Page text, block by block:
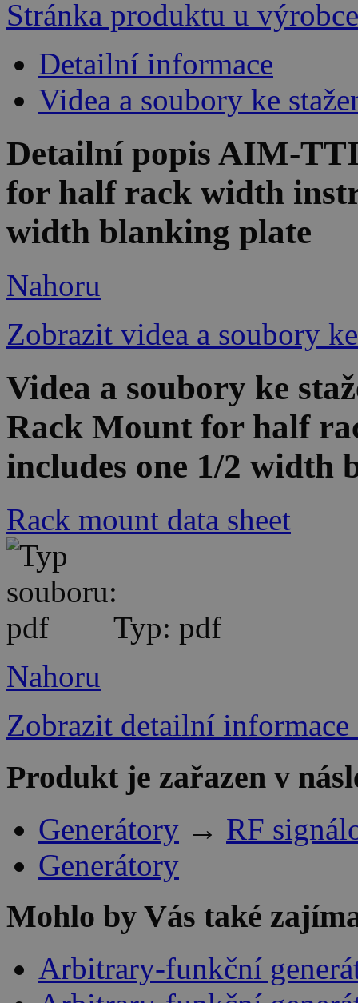
Stránka produktu u výrobce
Detailní informace
Videa a soubory ke
Detailní popis AIM-
for half rack width
width blanking plate
Nahoru
Zobrazit videa a soubory
Videa a soubory ke
Rack Mount for half
includes one 1/2 width
Rack mount data sheet
Typ: pdf
Nahoru
Zobrazit detailní informace
Produkt je zařazen v
Generátory → RF
Generátory
Mohlo by Vás také
Arbitrary-funkční